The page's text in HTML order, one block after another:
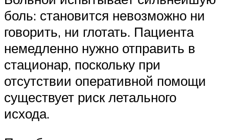
боль: становится невозможно ни
говорить, ни глотать. Пациента
немедленно нужно отправить в
стационар, поскольку при
отсутствии оперативной помощи
существует риск летального
исхода.